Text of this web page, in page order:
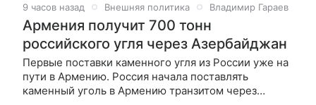
9 часов назад Внешняя политика Владимир Гараев
Армения получит 700 тонн
российского угля через Азербайджан
Первые поставки каменного угля из России уже на
пути в Армению. Россия начала поставлять
каменный уголь в Армению транзитом через